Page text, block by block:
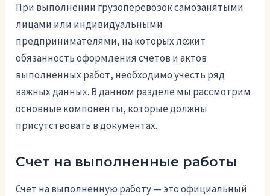
При выполнении грузоперевозок самозанятыми
лицами или индивидуальными
предпринимателями, на которых лежит
обязанность оформления счетов и актов
выполненных работ, необходимо учесть ряд
важных данных. В данном разделе мы рассмотрим
основные компоненты, которые должны
присутствовать в документах.
Счет на выполненные работы
Счет на выполненную работу — это официальный